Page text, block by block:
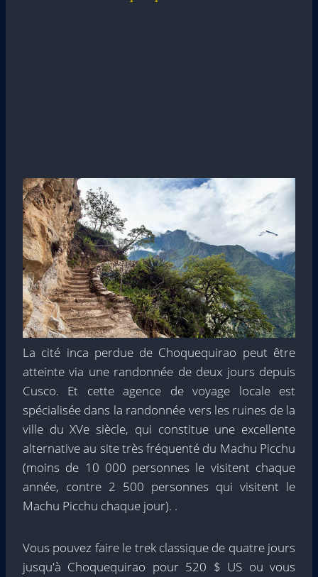
La cité inca perdue de Choquequirao peut être
atteinte via une randonnée de deux jours depuis
Cusco. Et cette agence de voyage locale est
spécialisée dans la randonnée vers les ruines de la
ville du XVe siècle, qui constitue une excellente
alternative au site très fréquenté du Machu Picchu
(moins de 10 000 personnes le visitent chaque
année, contre 2 500 personnes qui visitent le
Machu Picchu chaque jour). .
Vous pouvez faire le trek classique de quatre jours
jusqu'à Choquequirao pour 520 $ US ou vous